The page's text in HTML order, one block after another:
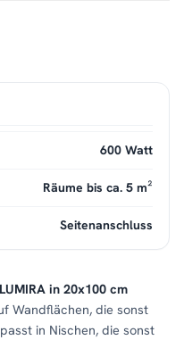
in 20x100 cm
Wandflächen, die sonst
in Nischen, die sonst
600 Watt
Räume bis ca. 5 m²
Seitenanschluss